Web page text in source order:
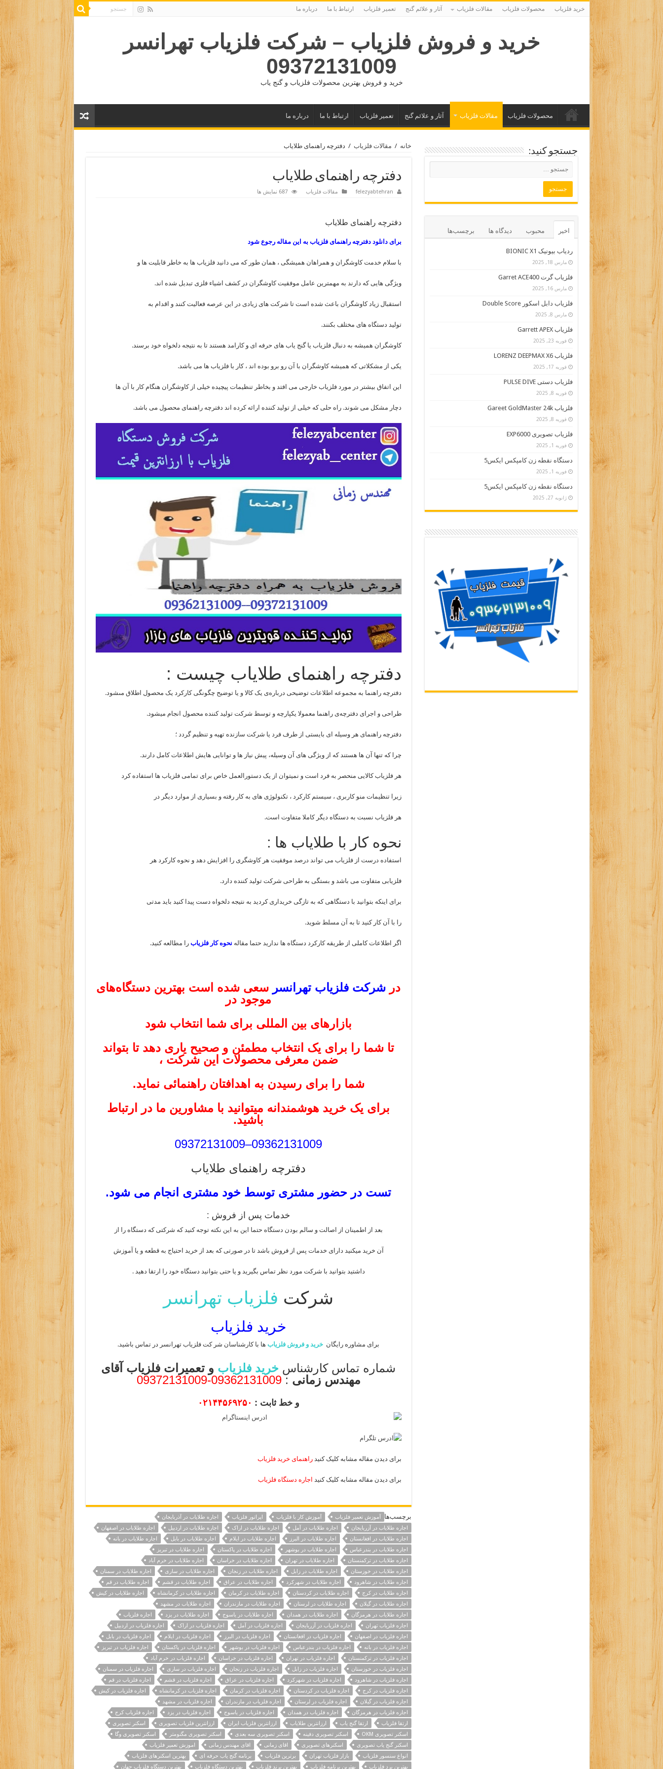
خرید فلزیاب محصولات فلزیاب مقالات فلزیاب آثار و علائم گنج تعمیر فلزیاب ارتباط با ما درباره ما
خرید و فروش فلزیاب – شرکت فلزیاب تهرانسر
09372131009
خرید و فروش بهترین محصولات فلزیاب و گنج یاب
محصولات فلزیاب مقالات فلزیاب آثار و علائم گنج تعمیر فلزیاب ارتباط با ما درباره ما
خانه / مقالات فلزیاب / دفترچه راهنمای طلایاب
دفترچه راهنمای طلایاب
felezyabtehran مقالات فلزیاب 687 نمایش ها
دفترچه راهنمای طلایاب
برای دانلود دفترچه راهنمای فلزیاب به این مقاله رجوع شود
با سلام خدمت کاوشگران و همراهان همیشگی ، همان طور که می دانید فلزیاب ها به خاطر قابلیت ها و
ویژگی هایی که دارند به مهمترین عامل موفقیت کاوشگران در کشف اشیاء فلزی تبدیل شده اند.
استقبال زیاد کاوشگران باعث شده است تا شرکت های زیادی در این عرصه فعالیت کنند و اقدام به
تولید دستگاه های مختلف بکنند.
کاوشگران همیشه به دنبال فلزیاب یا گنج یاب های حرفه ای و کارامد هستند تا به نتیجه دلخواه خود برسند.
یکی از مشکلاتی که همیشه کاوشگران با آن رو برو بوده اند ، کار با فلزیاب ها می باشد.
این اتفاق بیشتر در مورد فلزیاب خارجی می افتد و بخاطر تنظیمات پیچیده خیلی از کاوشگران هنگام کار با آن ها
دچار مشکل می شوند. راه حلی که خیلی از تولید کننده ارائه کرده اند دفترچه راهنمای محصول می باشد.
دفترچه راهنمای طلایاب چیست :
دفترچه راهنما به مجموعه اطلاعات توضیحى درباره‌ى یک کالا و یا توضیح چگونگى کارکرد یک محصول اطلاق مىشود.
طراحى و اجراى دفترچه‌ى راهنما معمولا یکپارچه و توسط شرکت تولید کننده محصول انجام میشود.
دفترچه راهنمای هر وسیله ای بایستی از طرف فرد یا شرکت سازنده تهیه و تنظیم گردد ؛
چرا که تنها آن ها هستند که از ویژگی های آن وسیله، پیش نیاز ها و توانایی هایش اطلاعات کامل دارند.
هر فلزیاب کالایی منحصر به فرد است و نمیتوان از یک دستورالعمل خاص برای تمامی فلزیاب ها استفاده کرد
زیرا تنظیمات منو کاربری ، سیستم کارکرد ، تکنولوژی های به کار رفته و بسیاری از موارد دیگر در
هر فلزیاب نسبت به دستگاه دیگر کاملا متفاوت است.
نحوه کار با طلایاب ها :
استفاده درست از فلزیاب می تواند درصد موفقیت هر کاوشگری را افزایش دهد و نحوه کارکرد هر
فلزیابی متفاوت می باشد و بستگی به طراحی شرکت تولید کننده دارد.
برای اینکه بتوانید با دستگاهی که به تازگی خریداری کردید به نتیجه دلخواه دست پیدا کنید باید مدتی
را با آن کار کنید تا به آن مسلط شوید.
اگر اطلاعات کاملی از طریقه کارکرد دستگاه ها ندارید حتما مقاله نحوه کار فلزیاب را مطالعه کنید.
در شرکت فلزیاب تهرانسر سعی شده است بهترین دستگاه‌های
موجود در
بازار‌های بین المللی برای شما انتخاب شود
تا شما را برای یک انتخاب مطمئن و صحیح یاری دهد تا بتواند
ضمن معرفی محصولات این شرکت ،
شما را برای رسیدن به اهدافتان راهنمائی نماید.
برای یک خرید هوشمندانه میتوانید با مشاورین ما در ارتباط
باشید.
09362131009–09372131009
دفترچه راهنمای طلایاب
تست در حضور مشتری توسط خود مشتری انجام می شود.
خدمات پس از فروش :
بعد از اطمینان از اصالت و سالم بودن دستگاه حتما این به این نکته توجه کنید که شرکتی که دستگاه را از
آن خرید میکنید دارای خدمات پس از فروش باشد تا در صورتی که بعد از خرید احتیاج به قطعه و یا آموزش
داشتید بتوانید با شرکت مورد نظر تماس بگیرید و یا حتی بتوانید دستگاه خود را ارتقا دهید .
شرکت فلزیاب تهرانسر
خرید فلزیاب
برای مشاوره رایگان خرید و فروش فلزیاب ها با کارشناسان شر کت فلزیاب تهرانسر در تماس باشید.
شماره تماس کارشناس خرید فلزیاب و تعمیرات فلزیاب آقای
مهندس زمانی :
09362131009-09372131009
و خط ثابت : ۰۲۱۴۴۵۶۹۲۵۰
برای دیدن مقاله مشابه کلیک کنیدراهنمای خرید فلزیاب
برای دیدن مقاله مشابه کلیک کنید اجاره دستگاه فلزیاب
برچسب‌ها آموزش تعمیر فلزیاب آموزش کار با فلزیاب اپراتور فلزیاب
اجاره طلایاب در آذربایجان
اجاره طلایاب در آزربایجان
اجاره طلایاب در آمل اجاره طلایاب در اراک اجاره طلایاب در اردبیل
اجاره طلایاب در اصفهان
اجاره طلایاب در افغانستان
اجاره طلایاب در البرز اجاره طلایاب در ایلام اجاره طلایاب در بابل
اجاره طلایاب در بانه
اجاره طلایاب در بندرعباس
اجاره طلایاب در بوشهر اجاره طلایاب در پاکستان
اجاره طلایاب در تبریز
اجاره طلایاب در ترکمنستان
اجاره طلایاب در تهران اجاره طلایاب در خراسان
اجاره طلایاب در خرم آباد
اجاره طلایاب در خوزستان
اجاره طلایاب در زابل اجاره طلایاب در زنجان اجاره طلایاب در ساری
اجاره طلایاب در سمنان
اجاره طلایاب در شاهرود
اجاره طلایاب در شهرکرد اجاره طلایاب در عراق اجاره طلایاب در قشم
اجاره طلایاب در قم
اجاره طلایاب در کرج
اجاره طلایاب در کردستان اجاره طلایاب در کرمان اجاره طلایاب در کرمانشاه
اجاره طلایاب در کیش
اجاره طلایاب در گیلان
اجاره طلایاب در لرستان اجاره طلایاب در مازندران
اجاره طلایاب در مشهد
اجاره طلایاب در هرمزگان
اجاره طلایاب در همدان اجاره طلایاب در یاسوج اجاره طلایاب در یزد
اجاره فلزیاب
اجاره فلزیاب تهران
اجاره فلزیاب در آزربایجان اجاره فلزیاب در آمل اجاره فلزیاب در اراک
اجاره فلزیاب در اردبیل
اجاره فلزیاب در اصفهان
اجاره فلزیاب در افغانستان اجاره فلزیاب در البرز اجاره فلزیاب در ایلام
اجاره فلزیاب در بابل
اجاره فلزیاب در بانه
اجاره فلزیاب در بندرعباس اجاره فلزیاب در بوشهر اجاره فلزیاب در پاکستان
اجاره فلزیاب در تبریز
اجاره فلزیاب در ترکمنستان
اجاره فلزیاب در تهران اجاره فلزیاب در خراسان
اجاره فلزیاب در خرم آباد
اجاره فلزیاب در خوزستان
اجاره فلزیاب در زابل اجاره فلزیاب در زنجان اجاره فلزیاب در ساری
اجاره فلزیاب در سمنان
اجاره فلزیاب در شاهرود
اجاره فلزیاب در شهرکرد اجاره فلزیاب در عراق اجاره فلزیاب در قشم
اجاره فلزیاب در قم
اجاره فلزیاب در کرج
اجاره فلزیاب در کردستان اجاره فلزیاب در کرمان اجاره فلزیاب در کرمانشاه
اجاره فلزیاب در کیش
اجاره فلزیاب در گیلان
اجاره فلزیاب در لرستان اجاره فلزیاب در مازندران
اجاره فلزیاب در مشهد
اجاره فلزیاب در هرمزگان
اجاره فلزیاب در همدان اجاره فلزیاب در یاسوج اجاره فلزیاب در یزد
اجاره فلزیاب کرج
ارتقا فلزیاب
ارتقا گنج یاب ارزانترین طلایاب ارزانترین فلزیاب ایران ارزانترین فلزیاب تصویری
اسکنر تصویری
اسکنر تصویری OKM
اسکنر تصویری دفینه اسکنر تصویری سه بعدی اسکنر تصویری مگنومتر
اسکنر تصویری وگا
اسکنر گنج یاب تصویری
اسکنرهای تصویری اقای زمانی اقای مهندس زمانی
اموزش تعمیر فلزیاب
انواع سنسور فلزیاب
بازار فلزیاب تهران برترین فلزیاب برنامه گنج یاب حرفه ای
بهترین اسکنرهای فلزیاب
بهترین برد فلزیاب
بهترین برنامه فلزیاب بهترین برند فلزیاب بهترین دستگاه فلزیاب بهترین دستگاه فلزیاب جهان
جستجو کنید:
اخیر محبوب دیدگاه ها برچسب‌ها
ردیاب بیونیک BIONIC X1
مارس 18, 2025
فلزیاب گرت Garret ACE400
مارس 16, 2025
فلزیاب دابل اسکور Double Score
مارس 8, 2025
فلزیاب Garrett APEX
فوریه 23, 2025
فلزیاب LORENZ DEEPMAX X6
فوریه 17, 2025
فلزیاب دستی PULSE DIVE
فوریه 8, 2025
فلزیاب Gareet GoldMaster 24k
فوریه 8, 2025
فلزیاب تصویری EXP6000
فوریه 1, 2025
دستگاه نقطه زن کامپکس ایکس5
فوریه 1, 2025
دستگاه نقطه زن کامپکس ایکس5
ژانویه 27, 2025